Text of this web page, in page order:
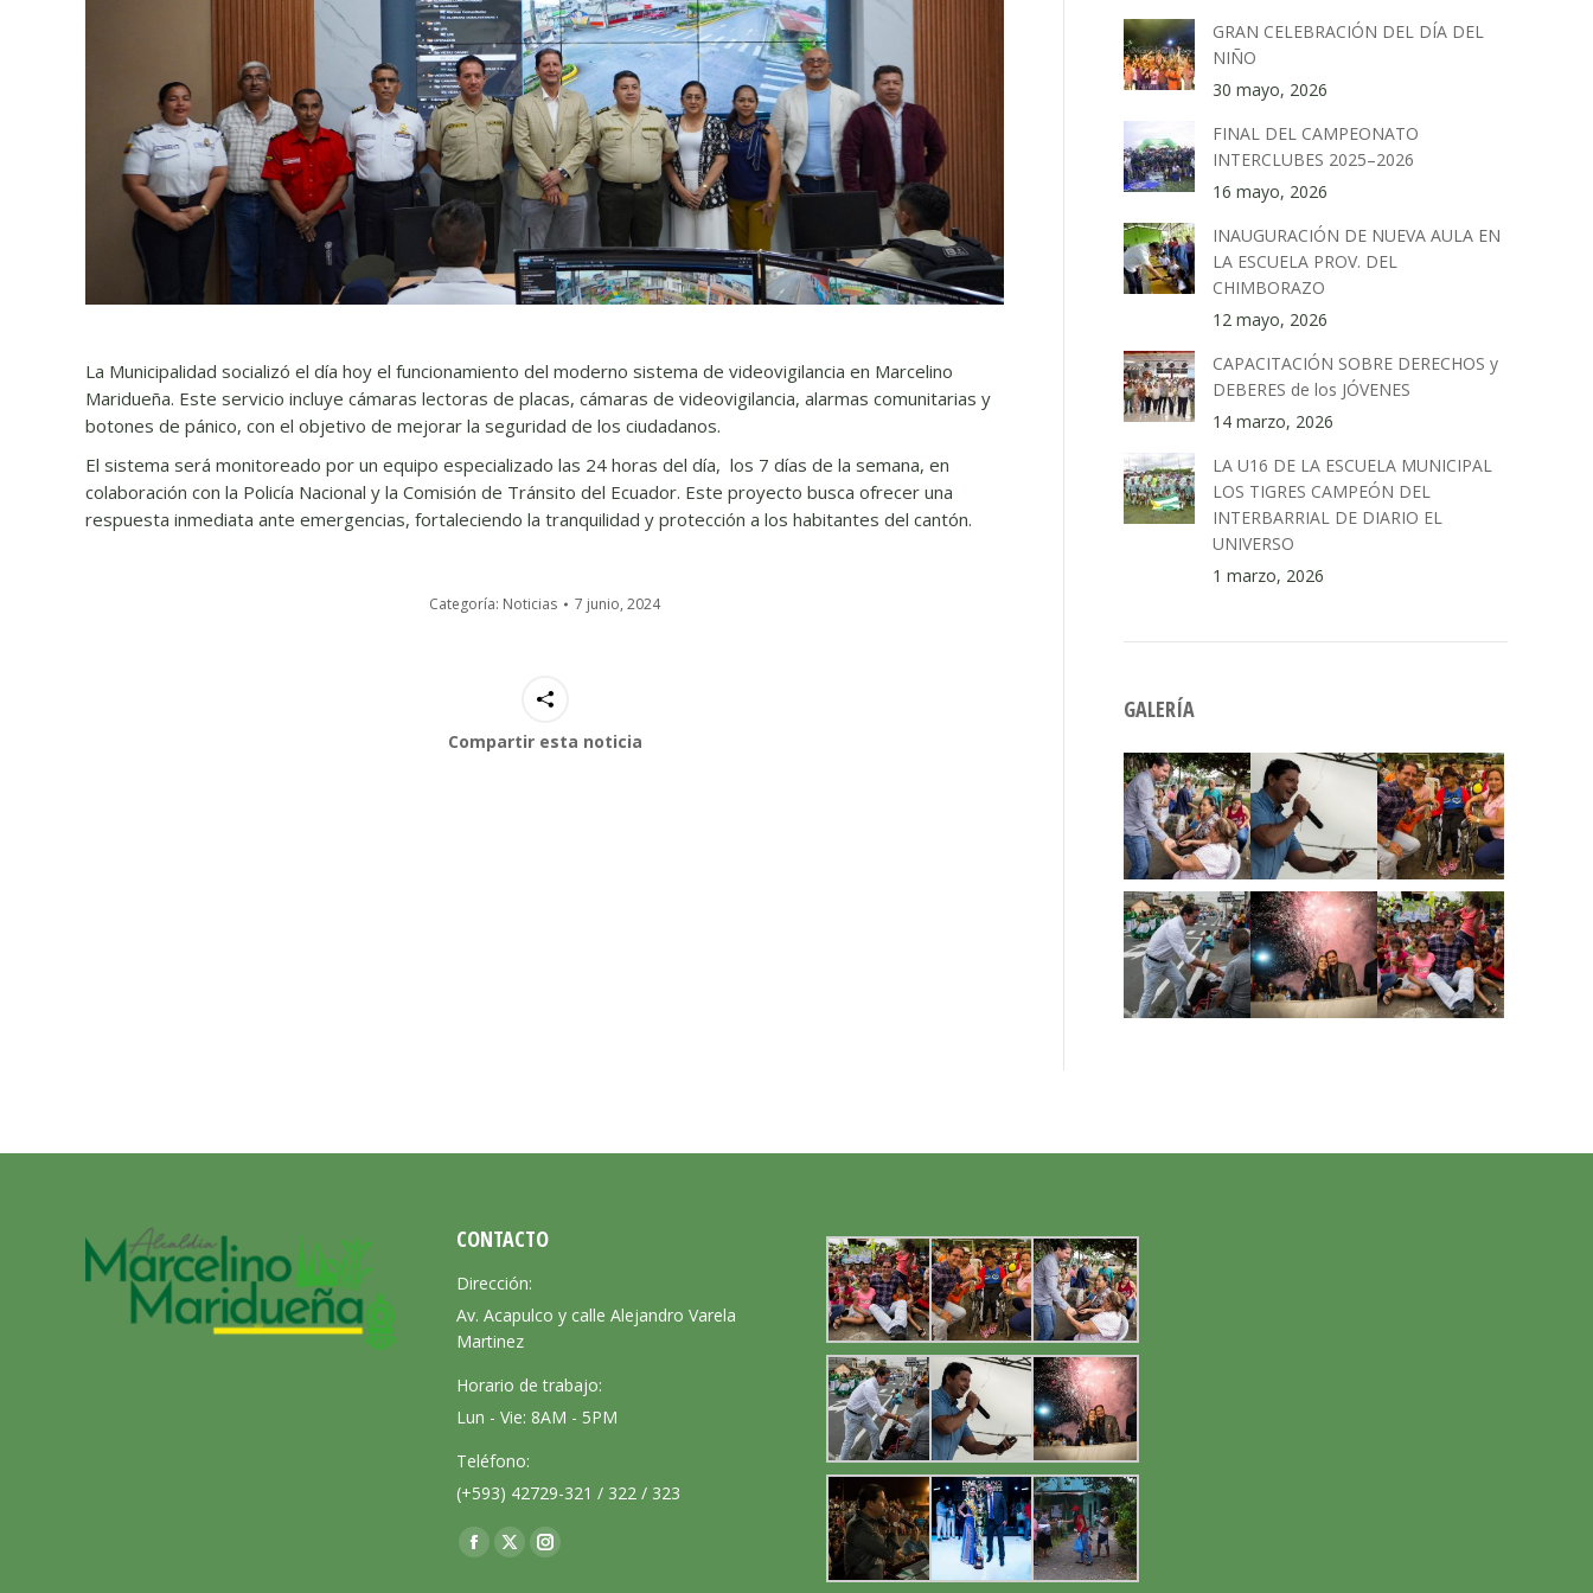
La Municipalidad socializó el día hoy el funcionamiento del moderno sistema de videovigilancia en Marcelino
Maridueña. Este servicio incluye cámaras lectoras de placas, cámaras de videovigilancia, alarmas comunitarias y
botones de pánico, con el objetivo de mejorar la seguridad de los ciudadanos.
El sistema será monitoreado por un equipo especializado las 24 horas del día, los 7 días de la semana, en
colaboración con la Policía Nacional y la Comisión de Tránsito del Ecuador. Este proyecto busca ofrecer una
respuesta inmediata ante emergencias, fortaleciendo la tranquilidad y protección a los habitantes del cantón.
Categoría: Noticias 7 junio, 2024
Compartir esta noticia
GRAN CELEBRACIÓN DEL DÍA DEL
NIÑO
30 mayo, 2026
FINAL DEL CAMPEONATO
INTERCLUBES 2025–2026
16 mayo, 2026
INAUGURACIÓN DE NUEVA AULA EN
LA ESCUELA PROV. DEL
CHIMBORAZO
12 mayo, 2026
CAPACITACIÓN SOBRE DERECHOS y
DEBERES de los JÓVENES
14 marzo, 2026
LA U16 DE LA ESCUELA MUNICIPAL
LOS TIGRES CAMPEÓN DEL
INTERBARRIAL DE DIARIO EL
UNIVERSO
1 marzo, 2026
GALERÍA
CONTACTO
Dirección:
Av. Acapulco y calle Alejandro Varela
Martinez
Horario de trabajo:
Lun - Vie: 8AM - 5PM
Teléfono:
(+593) 42729-321 / 322 / 323
Encuéntranos en:
Facebook
X
Instagram